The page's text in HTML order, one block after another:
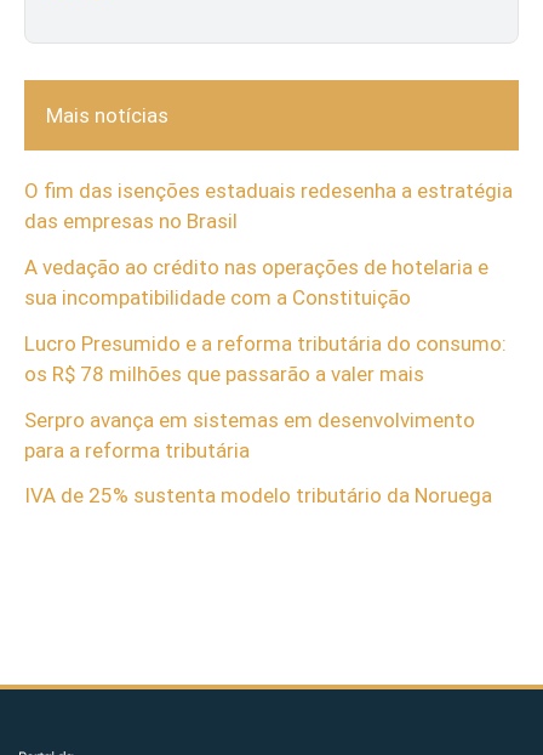
Mais notícias
O fim das isenções estaduais redesenha a estratégia
das empresas no Brasil
A vedação ao crédito nas operações de hotelaria e
sua incompatibilidade com a Constituição
Lucro Presumido e a reforma tributária do consumo:
os R$ 78 milhões que passarão a valer mais
Serpro avança em sistemas em desenvolvimento
para a reforma tributária
IVA de 25% sustenta modelo tributário da Noruega